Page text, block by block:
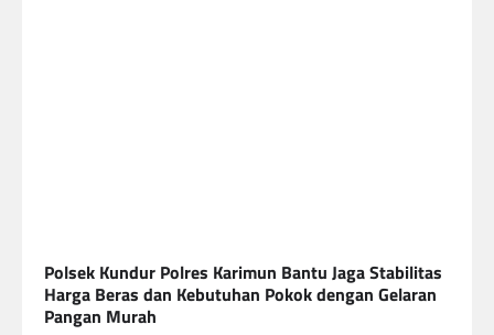
Polsek Kundur Polres Karimun Bantu Jaga Stabilitas
Harga Beras dan Kebutuhan Pokok dengan Gelaran
Pangan Murah